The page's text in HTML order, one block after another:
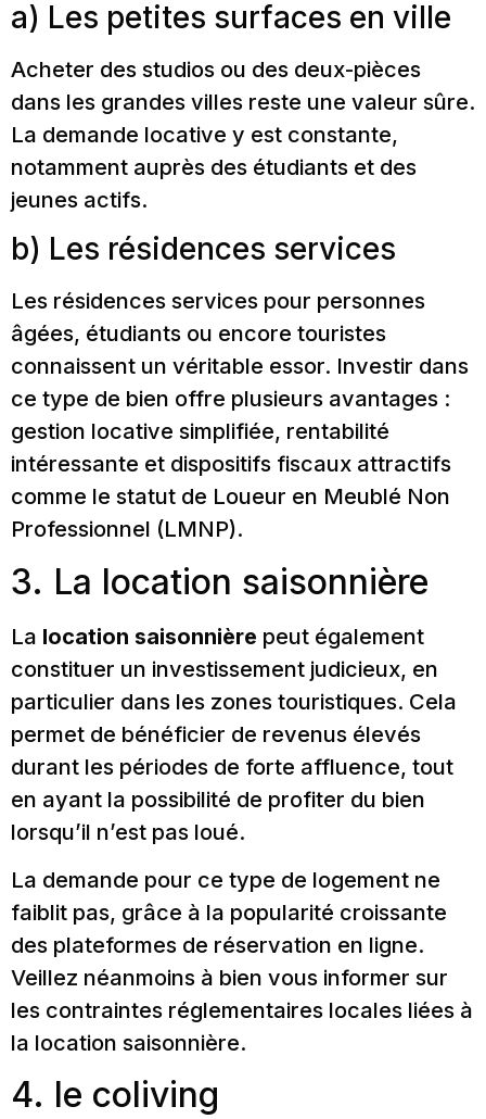
a) Les petites surfaces en ville
Acheter des studios ou des deux-pièces
dans les grandes villes reste une valeur sûre.
La demande locative y est constante,
notamment auprès des étudiants et des
jeunes actifs.
b) Les résidences services
Les résidences services pour personnes
âgées, étudiants ou encore touristes
connaissent un véritable essor. Investir dans
ce type de bien offre plusieurs avantages :
gestion locative simplifiée, rentabilité
intéressante et dispositifs fiscaux attractifs
comme le statut de Loueur en Meublé Non
Professionnel (LMNP).
3. La location saisonnière
La location saisonnière peut également
constituer un investissement judicieux, en
particulier dans les zones touristiques. Cela
permet de bénéficier de revenus élevés
durant les périodes de forte affluence, tout
en ayant la possibilité de profiter du bien
lorsqu’il n’est pas loué.
La demande pour ce type de logement ne
faiblit pas, grâce à la popularité croissante
des plateformes de réservation en ligne.
Veillez néanmoins à bien vous informer sur
les contraintes réglementaires locales liées à
la location saisonnière.
4. le coliving